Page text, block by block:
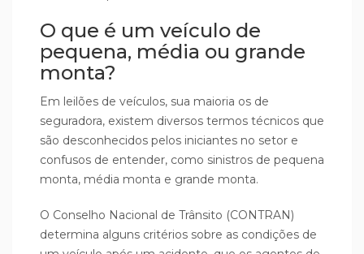
O que é um veículo de
pequena, média ou grande
monta?
Em leilões de veículos, sua maioria os de
seguradora, existem diversos termos técnicos que
são desconhecidos pelos iniciantes no setor e
confusos de entender, como sinistros de pequena
monta, média monta e grande monta.
O Conselho Nacional de Trânsito (CONTRAN)
determina alguns critérios sobre as condições de